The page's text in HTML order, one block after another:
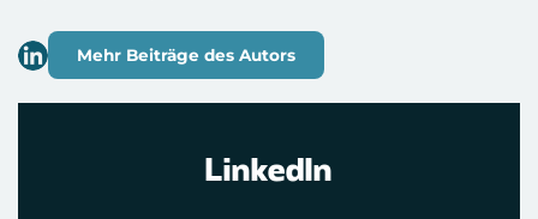
Mehr Beiträge des Autors
LinkedIn